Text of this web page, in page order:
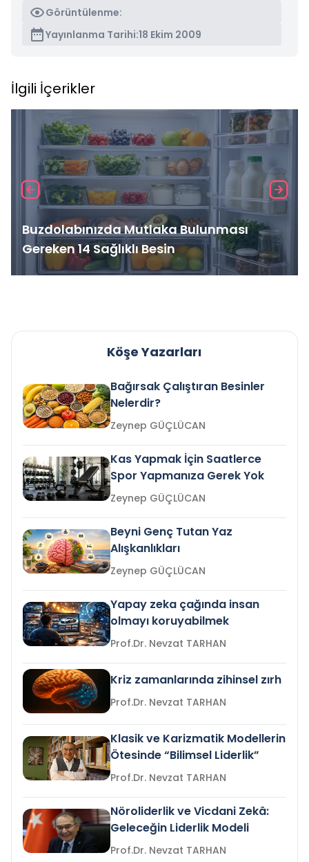
Görüntülenme:
Yayınlanma Tarihi:18 Ekim 2009
İlgili İçerikler
Buzdolabınızda Mutlaka Bulunması
Gereken 14 Sağlıklı Besin
Köşe Yazarları
Bağırsak Çalıştıran Besinler
Nelerdir?
Zeynep GÜÇLÜCAN
Kas Yapmak İçin Saatlerce
Spor Yapmanıza Gerek Yok
Zeynep GÜÇLÜCAN
Beyni Genç Tutan Yaz
Alışkanlıkları
Zeynep GÜÇLÜCAN
Yapay zeka çağında insan
olmayı koruyabilmek
Prof.Dr. Nevzat TARHAN
Kriz zamanlarında zihinsel zırh
Prof.Dr. Nevzat TARHAN
Klasik ve Karizmatik Modellerin
Ötesinde “Bilimsel Liderlik”
Prof.Dr. Nevzat TARHAN
Nöroliderlik ve Vicdani Zekâ:
Geleceğin Liderlik Modeli
Prof.Dr. Nevzat TARHAN